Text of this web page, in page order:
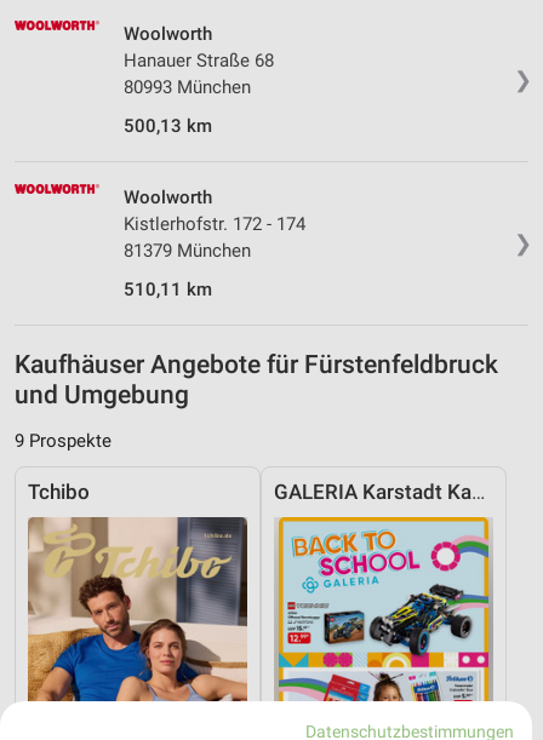
❯
Woolworth
Hanauer Straße 68
80993 München
500,13 km
❯
Woolworth
Kistlerhofstr. 172 - 174
81379 München
510,11 km
Kaufhäuser Angebote für Fürstenfeldbruck
und Umgebung
9 Prospekte
Tchibo GALERIA Karstadt Kaufhof
Datenschutzbestimmungen